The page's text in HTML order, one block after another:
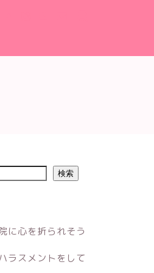
検索
に心を折られそう
ラスメントをして